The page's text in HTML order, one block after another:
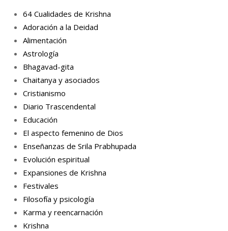
64 Cualidades de Krishna
Adoración a la Deidad
Alimentación
Astrología
Bhagavad-gita
Chaitanya y asociados
Cristianismo
Diario Trascendental
Educación
El aspecto femenino de Dios
Enseñanzas de Srila Prabhupada
Evolución espiritual
Expansiones de Krishna
Festivales
Filosofía y psicología
Karma y reencarnación
Krishna